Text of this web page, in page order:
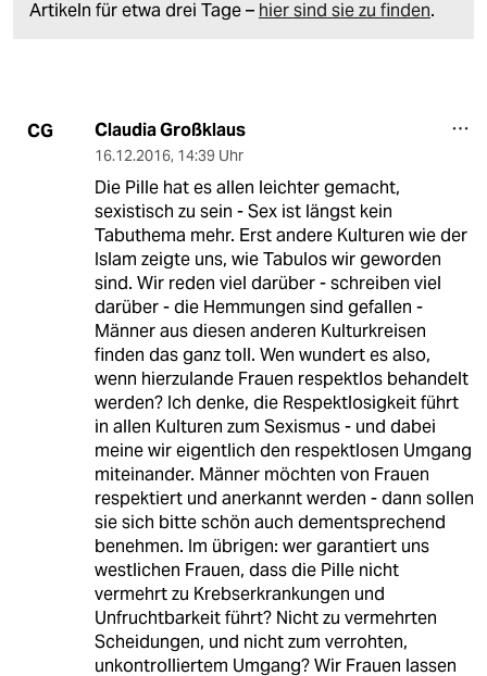
Artikeln für etwa drei Tage – hier sind sie zu finden.
CG Claudia Großklaus
16.12.2016, 14:39 Uhr
Die Pille hat es allen leichter gemacht,
sexistisch zu sein - Sex ist längst kein
Tabuthema mehr. Erst andere Kulturen wie der
Islam zeigte uns, wie Tabulos wir geworden
sind. Wir reden viel darüber - schreiben viel
darüber - die Hemmungen sind gefallen -
Männer aus diesen anderen Kulturkreisen
finden das ganz toll. Wen wundert es also,
wenn hierzulande Frauen respektlos behandelt
werden? Ich denke, die Respektlosigkeit führt
in allen Kulturen zum Sexismus - und dabei
meine wir eigentlich den respektlosen Umgang
miteinander. Männer möchten von Frauen
respektiert und anerkannt werden - dann sollen
sie sich bitte schön auch dementsprechend
benehmen. Im übrigen: wer garantiert uns
westlichen Frauen, dass die Pille nicht
vermehrt zu Krebserkrankungen und
Unfruchtbarkeit führt? Nicht zu vermehrten
Scheidungen, und nicht zum verrohten,
unkontrolliertem Umgang? Wir Frauen lassen